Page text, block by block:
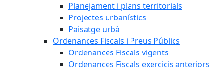
Planejament i plans territorials
Projectes urbanístics
Paisatge urbà
Ordenances Fiscals i Preus Públics
Ordenances Fiscals vigents
Ordenances Fiscals exercicis anteriors